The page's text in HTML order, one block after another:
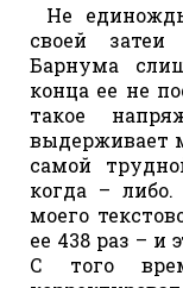
Не
своей
Барнума
конца ее не
такое
выдерживает
самой
когда –
моего
ее 438 раз – и
С того